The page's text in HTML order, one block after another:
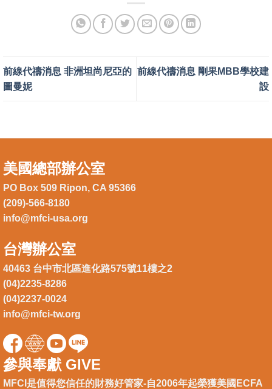
前線代禱消息 非洲坦尚尼亞的
圖曼妮
前線代禱消息 剛果MBB學校建
設
美國總部辦公室
PO Box 509 Ripon, CA 95366
(209)-566-8180
info@mfci-usa.org
台灣辦公室
40463 台中市北區進化路575號11樓之2
(04)2235-8286
(04)2237-0024
info@mfci-tw.org
參與奉獻 GIVE
MFCI是值得您信任的財務好管家-自2006年起榮獲美國ECFA